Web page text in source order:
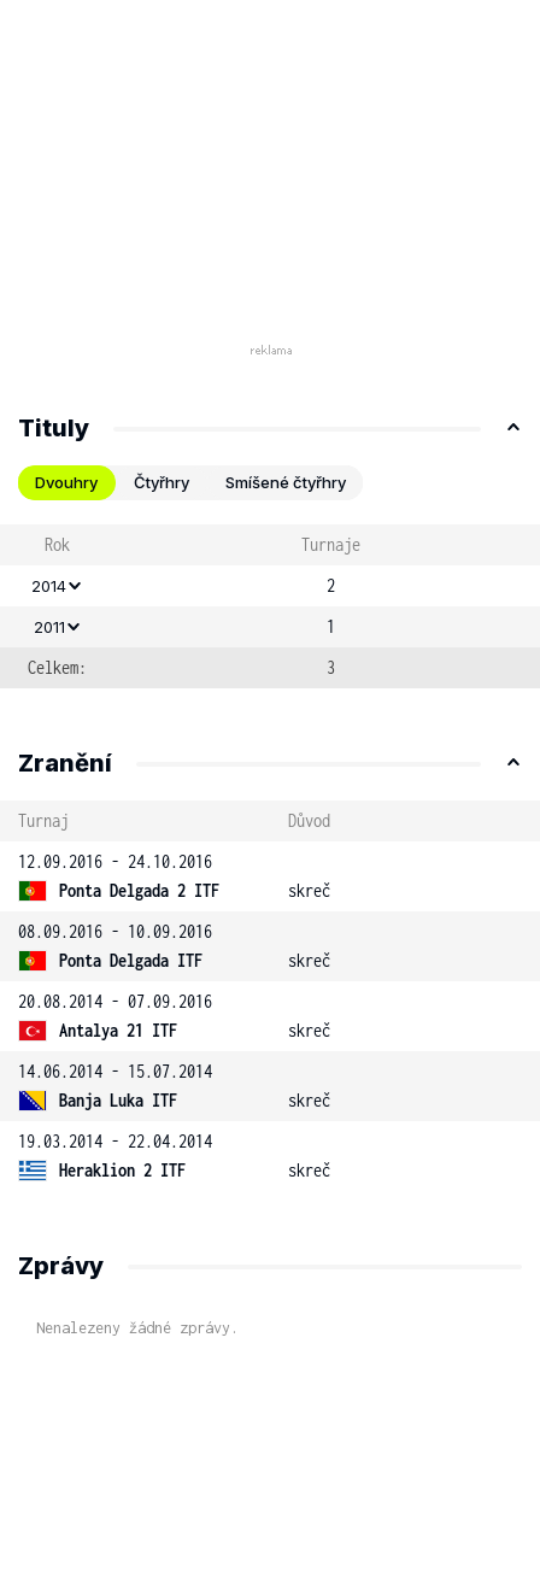
Tituly
Dvouhry Čtyřhry Smíšené čtyřhry
Rok Turnaje
2014 2
2011
1
Celkem:
3
Zranění
Turnaj
Důvod
12.09.2016 - 24.10.2016
Ponta Delgada 2 ITF
skreč
08.09.2016 - 10.09.2016
Ponta Delgada ITF
skreč
20.08.2014 - 07.09.2016
Antalya 21 ITF
skreč
14.06.2014 - 15.07.2014
Banja Luka ITF
skreč
19.03.2014 - 22.04.2014
Heraklion 2 ITF
skreč
Zprávy
Nenalezeny žádné zprávy.